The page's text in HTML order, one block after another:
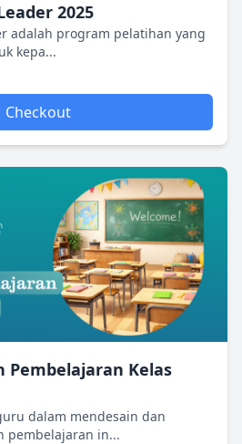
2025
adalah program pelatihan yang
kepa...
Checkout
Pembelajaran Kelas
dalam mendesain dan
pembelajaran in...